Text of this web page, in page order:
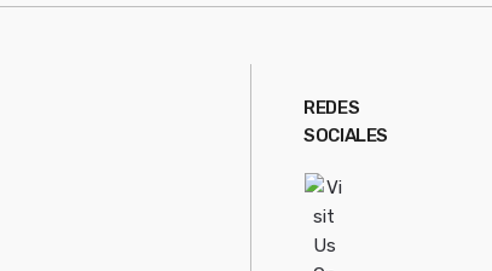
REDES
SOCIALES